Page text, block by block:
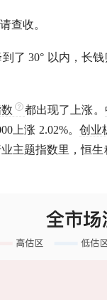
查收。
了 30° 以内，长
都出现了上涨。
上涨 2.02%。创业
主题指数里，恒